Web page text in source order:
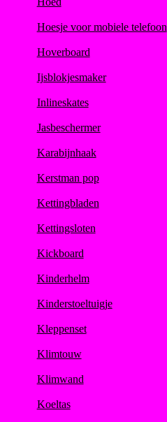
Hoesje voor mobiele telefoon
Hoverboard
Ijsblokjesmaker
Inlineskates
Jasbeschermer
Karabijnhaak
Kerstman pop
Kettingbladen
Kettingsloten
Kickboard
Kinderhelm
Kinderstoeltuigje
Kleppenset
Klimtouw
Klimwand
Koeltas